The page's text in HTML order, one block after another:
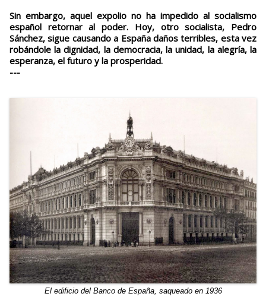
Sin embargo, aquel expolio no ha impedido al socialismo
español retornar al poder. Hoy, otro socialista, Pedro
Sánchez, sigue causando a España daños terribles, esta vez
robándole la dignidad, la democracia, la unidad, la alegría, la
esperanza, el futuro y la prosperidad.
---
El edificio del Banco de España, saqueado en 1936